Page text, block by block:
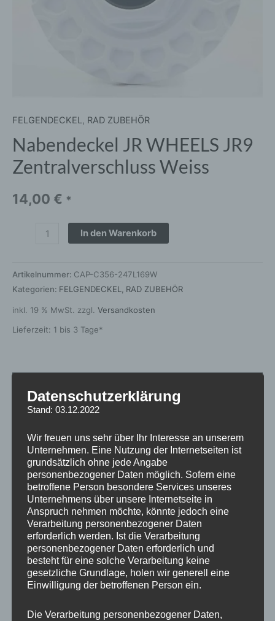
FELGENDECKEL, RAD ZUBEHÖR
Nabendeckel JR WHEELS JR9
Zentralverschluss Weiss
14,00 € *
In den Warenkorb
Artikelnummer: CAP-C356-247L169W
Kategorien: FELGENDECKEL RAD ZUBEHÖR
inkl. 19 % MwSt. zzgl. Versandkosten
Lieferzeit: 1 bis 3 Tage*
Produktsicherheit
Rezensionen (0)
Gewicht 0,1 kg
Hersteller JAPAN RACING
Grundfarbe Weiss
Material Kunststoff
Datenschutzerklärung
Stand: 03.12.2022
Wir freuen uns sehr über Ihr Interesse an unserem
Unternehmen. Eine Nutzung der Internetseiten ist
grundsätzlich ohne jede Angabe
personenbezogener Daten möglich. Sofern eine
betroffene Person besondere Services unseres
Unternehmens über unsere Internetseite in
Anspruch nehmen möchte, könnte jedoch eine
Verarbeitung personenbezogener Daten
erforderlich werden. Ist die Verarbeitung
personenbezogener Daten erforderlich und
besteht für eine solche Verarbeitung keine
gesetzliche Grundlage, holen wir generell eine
Einwilligung der betroffenen Person ein.
Die Verarbeitung personenbezogener Daten,